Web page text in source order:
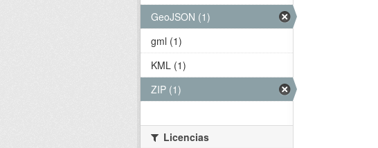
GeoJSON (1)
gml (1)
KML (1)
ZIP (1)
Licencias